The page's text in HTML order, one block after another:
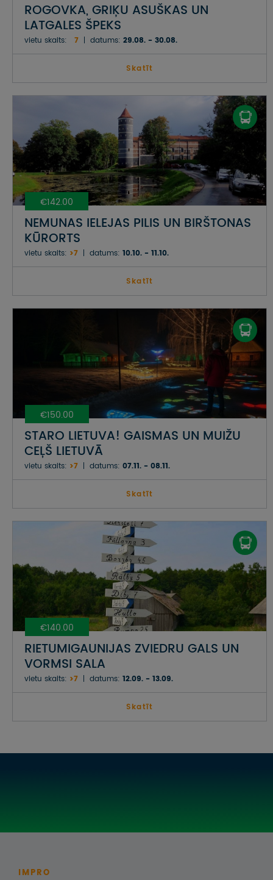
ROGOVKA, GRIĶU ASUŠKAS UN
LATGALES ŠPEKS
vietu skaits: 7 datums: 29.08. - 30.08.
Skatīt
€142.00
NEMUNAS IELEJAS PILIS UN BIRŠTONAS
KŪRORTS
vietu skaits: >7 datums: 10.10. - 11.10.
Skatīt
€150.00
STARO LIETUVA! GAISMAS UN MUIŽU
CEĻŠ LIETUVĀ
vietu skaits: >7 datums: 07.11. - 08.11.
Skatīt
€140.00
RIETUMIGAUNIJAS ZVIEDRU GALS UN
VORMSI SALA
vietu skaits: >7 datums: 12.09. - 13.09.
Skatīt
IMPRO